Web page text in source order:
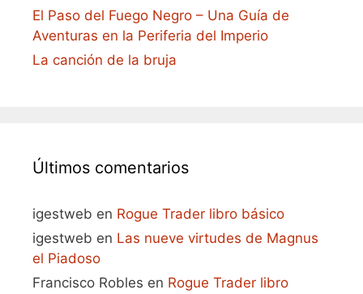
El Paso del Fuego Negro – Una Guía de
Aventuras en la Periferia del Imperio
La canción de la bruja
Últimos comentarios
igestweb en Rogue Trader libro básico
igestweb en Las nueve virtudes de Magnus
el Piadoso
Francisco Robles en Rogue Trader libro